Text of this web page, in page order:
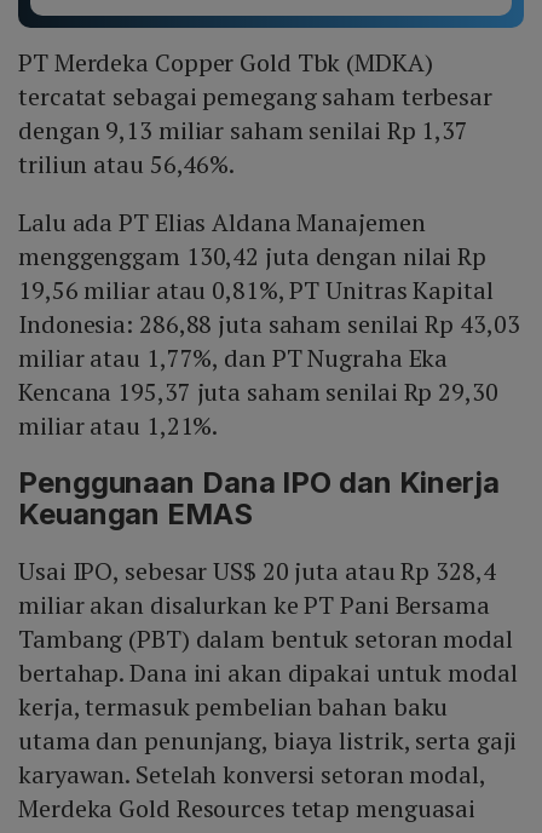
PT Merdeka Copper Gold Tbk (MDKA)
tercatat sebagai pemegang saham terbesar
dengan 9,13 miliar saham senilai Rp 1,37
triliun atau 56,46%.
Lalu ada PT Elias Aldana Manajemen
menggenggam 130,42 juta dengan nilai Rp
19,56 miliar atau 0,81%, PT Unitras Kapital
Indonesia: 286,88 juta saham senilai Rp 43,03
miliar atau 1,77%, dan PT Nugraha Eka
Kencana 195,37 juta saham senilai Rp 29,30
miliar atau 1,21%.
Penggunaan Dana IPO dan Kinerja
Keuangan EMAS
Usai IPO, sebesar US$ 20 juta atau Rp 328,4
miliar akan disalurkan ke PT Pani Bersama
Tambang (PBT) dalam bentuk setoran modal
bertahap. Dana ini akan dipakai untuk modal
kerja, termasuk pembelian bahan baku
utama dan penunjang, biaya listrik, serta gaji
karyawan. Setelah konversi setoran modal,
Merdeka Gold Resources tetap menguasai